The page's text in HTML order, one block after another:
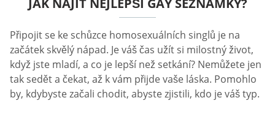
Připojit se ke schůzce homosexuálních singlů je na
začátek skvělý nápad. Je váš čas užít si milostný život,
když jste mladí, a co je lepší než setkání? Nemůžete jen
tak sedět a čekat, až k vám přijde vaše láska. Pomohlo
by, kdybyste začali chodit, abyste zjistili, kdo je váš typ.